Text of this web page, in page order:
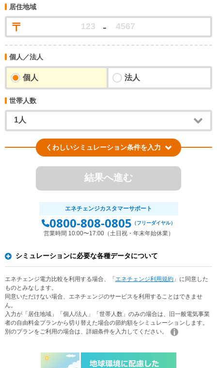
居住地域
個人／法人
個人 法人
世帯人数
くわしいシミュレーション条件を入力
結果へ進む
エネチェンジカスタマーサポート
0800-808-0805 （フリーダイヤル）
営業時間 10:00〜17:00（土日祝・年末年始休業）
シミュレーションに必要な各種データについて
エネチェンジ電力比較を利用する場合、「エネチェンジ利用規約 」に同意した
ものとみなします。
同意いただけない場合、エネチェンジのサービスを利用することはできませ
ん。
入力が「居住地域」「個人/法人」「世帯人数」のみの場合は、旧一般電気事業
者の自由料金プランから切り替えた場合の節約額をシミュレーションします。
別のプランをご利用の場合は、詳細条件を入力してください。